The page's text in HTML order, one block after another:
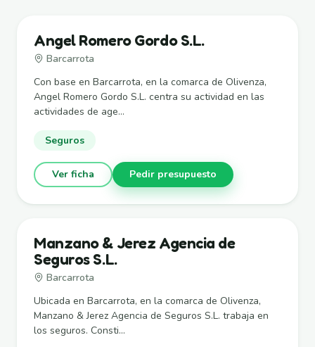
Angel Romero Gordo S.L.
Barcarrota
Con base en Barcarrota, en la comarca de Olivenza,
Angel Romero Gordo S.L. centra su actividad en las
actividades de age...
Seguros
Ver ficha Pedir presupuesto
Manzano & Jerez Agencia de
Seguros S.L.
Barcarrota
Ubicada en Barcarrota, en la comarca de Olivenza,
Manzano & Jerez Agencia de Seguros S.L. trabaja en
los seguros. Consti...